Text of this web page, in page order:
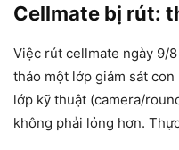
Cellmate bị rút:
Việc rút cellmate ngày 9/
tháo một lớp giám sát
lớp kỹ thuật (camera/
không phải lỏng hơn.